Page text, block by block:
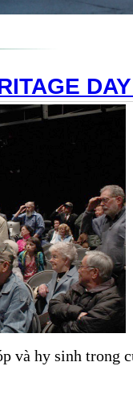
và hy sinh trong